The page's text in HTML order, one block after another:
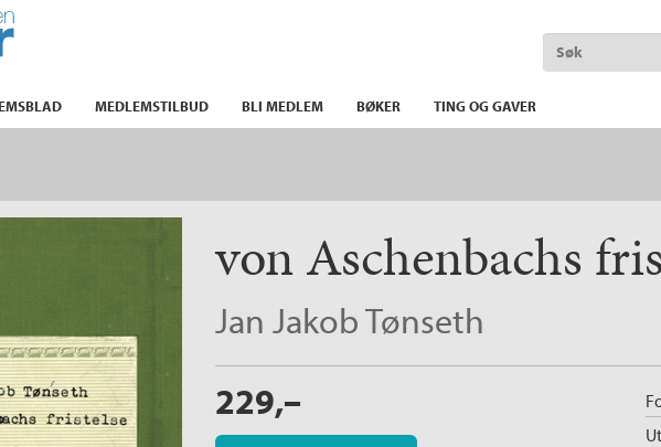
MEDLEMSTILBUD BLI MEDLEM BØKER TING OG GAVER
von Aschenbachs
Jan Jakob Tønseth
229,–